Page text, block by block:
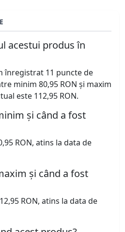
acestui produs în
înregistrat 11 puncte de
minim 80,95 RON și maxim
este 112,95 RON.
și când a fost
RON, atins la data de
și când a fost
RON, atins la data de